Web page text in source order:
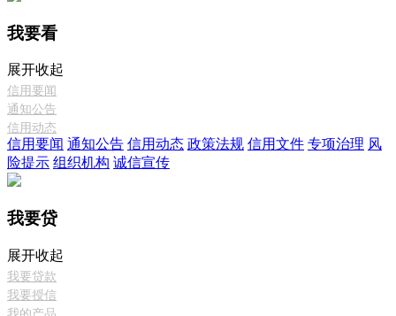
我要看
展开收起
信用要闻
通知公告
信用动态
信用要闻 通知公告 信用动态 政策法规 信用文件 专项治理 风
险提示 组织机构 诚信宣传
我要贷
展开收起
我要贷款
我要授信